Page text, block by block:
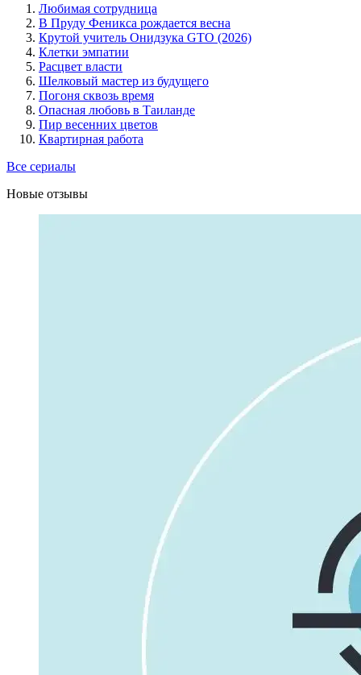
Любимая сотрудница
В Пруду Феникса рождается весна
Крутой учитель Онидзука GTO (2026)
Клетки эмпатии
Расцвет власти
Шелковый мастер из будущего
Погоня сквозь время
Опасная любовь в Таиланде
Пир весенних цветов
Квартирная работа
Все сериалы
Новые отзывы